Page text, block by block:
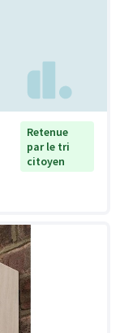
Retenue
par le tri
citoyen